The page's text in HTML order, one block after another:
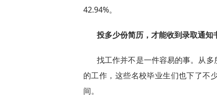
42.94%。
投多少份简历，才能收到录取通知
找工作并不是一件容易的事。从
的工作，这些名校毕业生们也下了不
间。